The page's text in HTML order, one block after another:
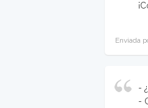
Enviada
-
-